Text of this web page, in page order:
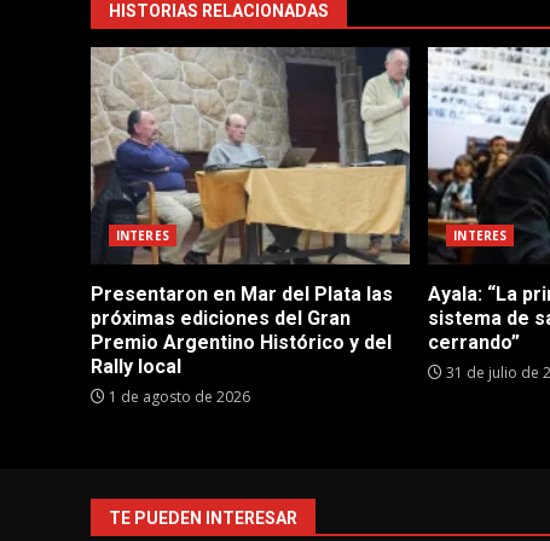
HISTORIAS RELACIONADAS
INTERES
Presentaron en Mar del Plata las
próximas ediciones del Gran
Premio Argentino Histórico y del
Rally local
1 de agosto de 2026
INTERES
Ayala: “La
sistema de
cerrando”
31 de julio de
TE PUEDEN INTERESAR